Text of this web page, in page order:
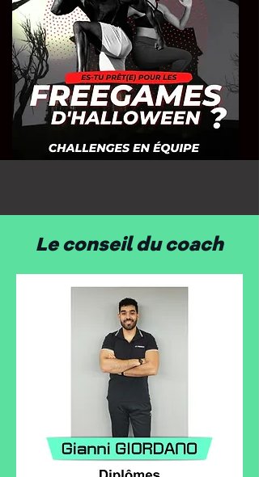
Le conseil du coach